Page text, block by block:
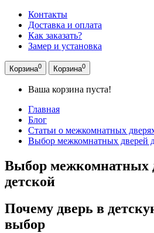
Контакты
Доставка и оплата
Как заказать?
Замер и установка
Корзина0 Корзина0
Ваша корзина пуста!
Главная
Блог
Статьи о межкомнатных
Выбор межкомнатных дверей
Выбор межкомнатных
детской
Почему дверь в
выбор